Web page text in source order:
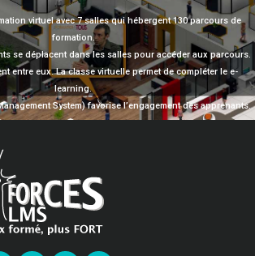
virtuel avec 7 salles qui hébergent 130 parcours de
formation.
se déplacent dans les salles pour accéder aux parcours.
entre eux. La classe virtuelle permet de compléter le e-
learning.
System) favorise l’engagement des apprenants.